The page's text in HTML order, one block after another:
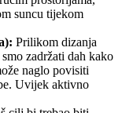
suncu tijekom
Prilikom dizanja
zadržati dah kako
naglo povisiti
Uvijek aktivno